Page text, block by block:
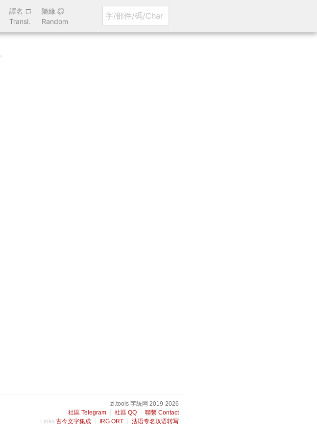
譯名
Transl.
隨緣
Random
zi.tools 字統网 2019-2026
社區 Telegram
社區 QQ
聯繫 Contact
Links:古今文字集成 IRG ORT 法语专名汉语转写